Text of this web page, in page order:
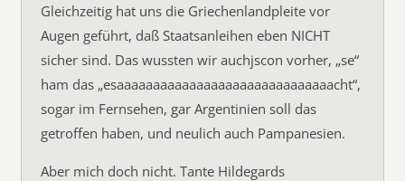
Gleichzeitig hat uns die Griechenlandpleite vor
Augen geführt, daß Staatsanleihen eben NICHT
sicher sind. Das wussten wir auchjscon vorher, „se“
ham das „esaaaaaaaaaaaaaaaaaaaaaaaaaaaaaacht“,
sogar im Fernsehen, gar Argentinien soll das
getroffen haben, und neulich auch Pampanesien.
Aber mich doch nicht. Tante Hildegards